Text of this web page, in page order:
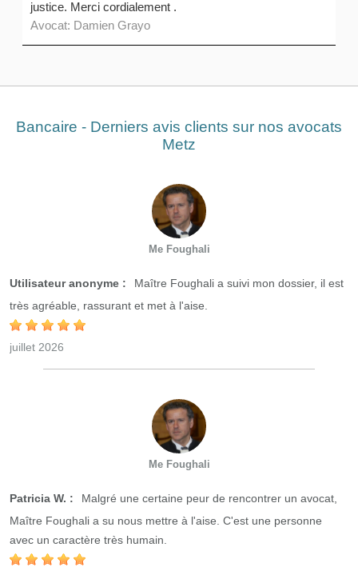
justice. Merci cordialement .
Avocat: Damien Grayo
Bancaire - Derniers avis clients sur nos avocats
Metz
Me Foughali
Utilisateur anonyme :
Maître Foughali a suivi mon dossier, il est
très agréable, rassurant et met à l'aise.
juillet 2026
Me Foughali
Patricia W. :
Malgré une certaine peur de rencontrer un avocat,
Maître Foughali a su nous mettre à l'aise. C'est une personne
avec un caractère très humain.